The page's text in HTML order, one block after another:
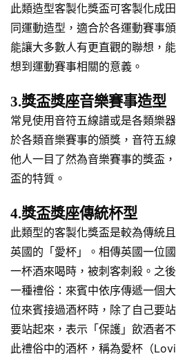
此類造型客製化獎盃可客製化成
同運動造型，適合於各運動賽事
能讓大多數人有更直觀的聯想，
想到運動賽事相關的意義。
3.獎盃獎座音樂賽事造型
常見使用音符五線譜或是各類樂
於各類音樂賽事的頒獎，音符五
他人一目了然為音樂賽事的獎盃
盃的特質。
4.獎盃獎座傳統杯型
此類型的客製化獎盃是較為傳統
英國的「愛杯」。相傳英國一位
一杯酒來喝時，被刺客刺殺。之
一種禮俗：來賓中依序傳遞一個
位來賓接過酒杯時，除了自己要
要站起來，表示「保護」飲酒者
此禮俗中的酒杯，稱為愛杯（